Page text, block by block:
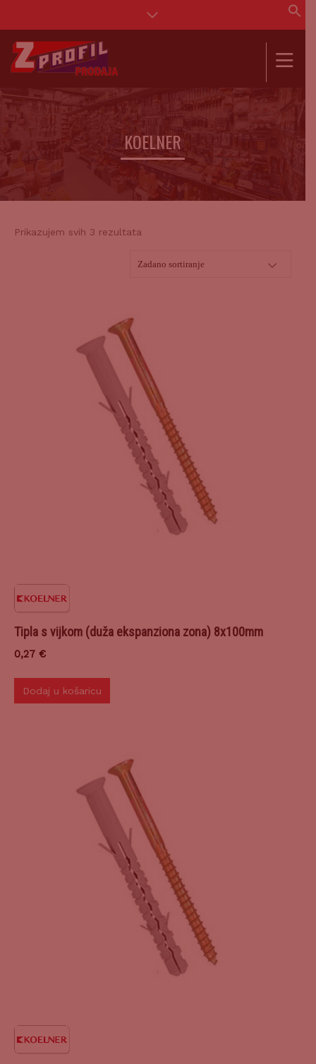
KOELNER
Prikazujem svih 3 rezultata
Tipla s vijkom (duža ekspanziona zona) 8x100mm
0,27 €
Dodaj u košaricu